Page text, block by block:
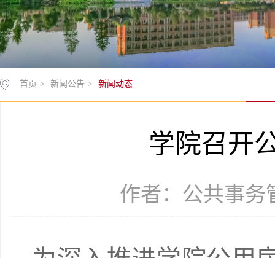
首页 > 新闻公告 > 新闻动态
学院召开
作者：公共事务